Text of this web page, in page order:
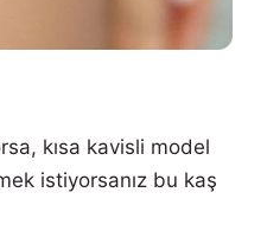
kısa kavisli model
istiyorsanız bu kaş